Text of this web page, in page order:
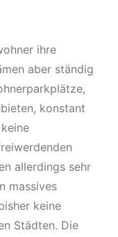
ihre
aber ständig
konstant
allerdings sehr
massives
keine
Städten. Die